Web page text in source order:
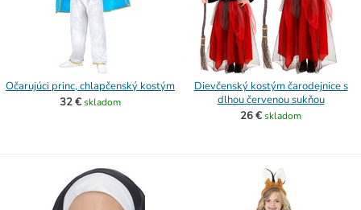
Očarujúci princ, chlapčenský kostým
32 €skladom
Dievčenský kostým čarodejnice s
dlhou červenou sukňou
26 €skladom